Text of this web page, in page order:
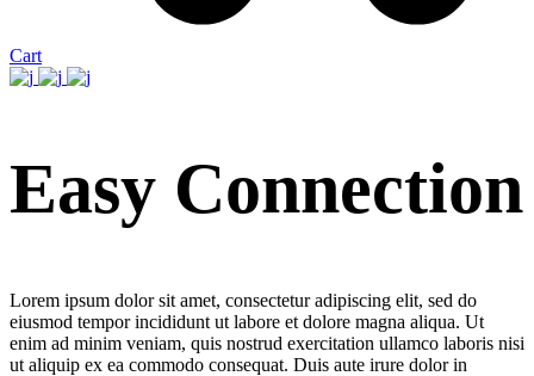
Cart
Easy Connection
Lorem ipsum dolor sit amet, consectetur adipiscing elit, sed do
eiusmod tempor incididunt ut labore et dolore magna aliqua. Ut
enim ad minim veniam, quis nostrud exercitation ullamco laboris nisi
ut aliquip ex ea commodo consequat. Duis aute irure dolor in